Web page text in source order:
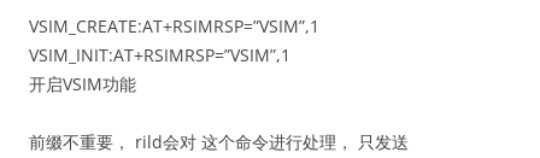
VSIM_CREATE:AT+RSIMRSP=”VSIM”,1
VSIM_INIT:AT+RSIMRSP=”VSIM”,1
开启VSIM功能
前缀不重要， rild会对 这个命令进行处理， 只发送